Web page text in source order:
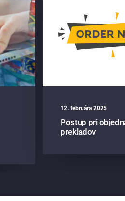
12. februára 2025
Postup pri
prekladov